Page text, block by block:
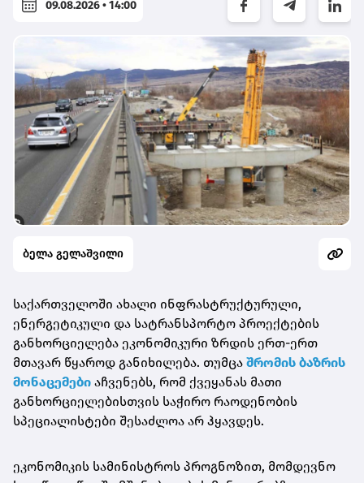
09.08.2026 • 14:00
ბელა გელაშვილი
საქართველოში ახალი ინფრასტრუქტურული,
ენერგეტიკული და სატრანსპორტო პროექტების
განხორციელება ეკონომიკური ზრდის ერთ-ერთ
მთავარ წყაროდ განიხილება. თუმცა შრომის ბაზრის
მონაცემები აჩვენებს, რომ ქვეყანას მათი
განხორციელებისთვის საჭირო რაოდენობის
სპეციალისტები შესაძლოა არ ჰყავდეს.
ეკონომიკის სამინისტროს პროგნოზით, მომდევნო